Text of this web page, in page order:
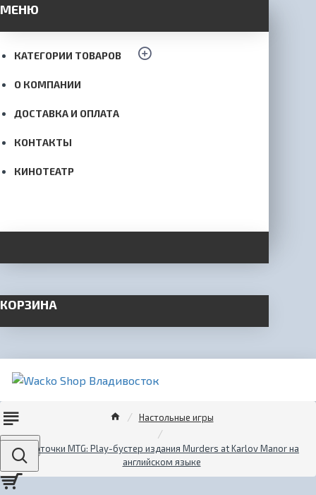
МЕНЮ
КАТЕГОРИИ ТОВАРОВ
О КОМПАНИИ
ДОСТАВКА И ОПЛАТА
КОНТАКТЫ
КИНОТЕАТР
КОРЗИНА
Menu
Настольные игры
Карточки MTG: Play-бустер издания Murders at Karlov Manor на
английском языке